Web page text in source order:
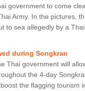
government to come
Army. In the pictures,
to sea allegedly by a Thai
during Songkran
Thai government will
the 4-day
the flagging tourism